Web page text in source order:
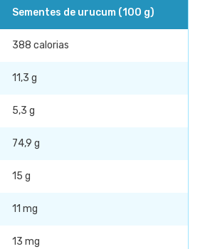
Sementes de urucum (100 g)
388 calorias
11,3 g
5,3 g
74,9 g
15 g
11 mg
13 mg